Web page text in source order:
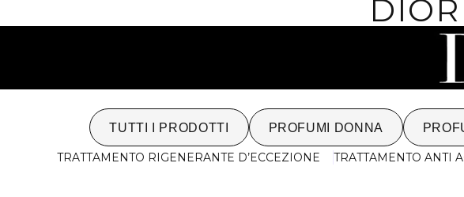
TUTTI I PRODOTTI PROFUMI DONNA
TRATTAMENTO RIGENERANTE D’ECCEZIONE TRATTAMENTO ANTI